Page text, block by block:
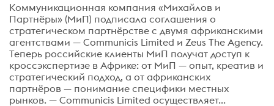
Коммуникационная компания «Михайлов и
Партнёры» (МиП) подписала соглашения о
стратегическом партнёрстве с двумя африканскими
агентствами — Communicis Limited и Zeus The Agency.
Теперь российские клиенты МиП получат доступ к
кроссэкспертизе в Африке: от МиП — опыт, креатив и
стратегический подход, а от африканских
партнёров — понимание специфики местных
рынков. — Communicis Limited осуществляет...